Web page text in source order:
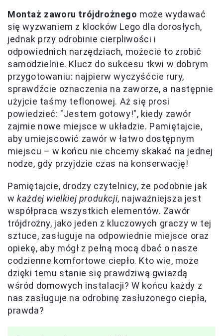
Montaż zaworu trójdrożnego może wydawać
się wyzwaniem z klocków Lego dla dorosłych,
jednak przy odrobinie cierpliwości i
odpowiednich narzędziach, możecie to zrobić
samodzielnie. Klucz do sukcesu tkwi w dobrym
przygotowaniu: najpierw wyczyśćcie rury,
sprawdźcie oznaczenia na zaworze, a następnie
użyjcie taśmy teflonowej. Aż się prosi
powiedzieć: "Jestem gotowy!", kiedy zawór
zajmie nowe miejsce w układzie. Pamiętajcie,
aby umiejscowić zawór w łatwo dostępnym
miejscu – w końcu nie chcemy skakać na jednej
nodze, gdy przyjdzie czas na konserwację!
Pamiętajcie, drodzy czytelnicy, że podobnie jak
wkażdej wielkiej produkcji, najważniejsza jest
współpraca wszystkich elementów. Zawór
trójdrożny, jako jeden z kluczowych graczy w tej
sztuce, zasługuje na odpowiednie miejsce oraz
opiekę, aby mógł z pełną mocą dbać o nasze
codzienne komfortowe ciepło. Kto wie, może
dzięki temu stanie się prawdziwą gwiazdą
wśród domowych instalacji? W końcu każdy z
nas zasługuje na odrobinę zasłużonego ciepła,
prawda?